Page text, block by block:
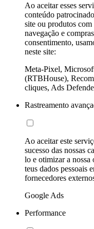
Ao aceitar esses
conteúdo
site ou produtos com
navegação e
consentimento,
neste site:
Meta-Pixel,
(RTBHouse),
cliques, Ads
Rastreamento
Ao aceitar este
sucesso das nossas
lo e otimizar a nossa
teus dados pessoais
fornecedores
Google Ads
Performance